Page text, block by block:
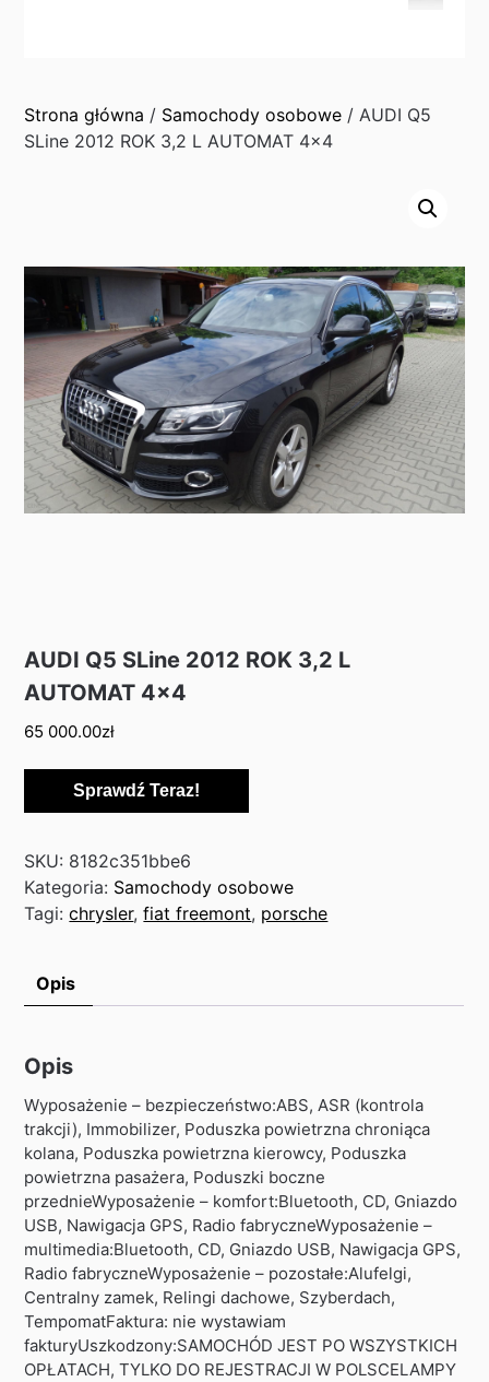
Strona główna / Samochody osobowe / AUDI Q5
SLine 2012 ROK 3,2 L AUTOMAT 4×4
AUDI Q5 SLine 2012 ROK 3,2 L
AUTOMAT 4×4
65 000.00zł
Sprawdź Teraz!
SKU: 8182c351bbe6
Kategoria: Samochody osobowe
Tagi:chrysler,fiat freemont, porsche
Opis
Opis
Wyposażenie – bezpieczeństwo:ABS, ASR (kontrola
trakcji), Immobilizer, Poduszka powietrzna chroniąca
kolana, Poduszka powietrzna kierowcy, Poduszka
powietrzna pasażera, Poduszki boczne
przednieWyposażenie – komfort:Bluetooth, CD, Gniazdo
USB, Nawigacja GPS, Radio fabryczneWyposażenie –
multimedia:Bluetooth, CD, Gniazdo USB, Nawigacja GPS,
Radio fabryczneWyposażenie – pozostałe:Alufelgi,
Centralny zamek, Relingi dachowe, Szyberdach,
TempomatFaktura: nie wystawiam
fakturyUszkodzony:SAMOCHÓD JEST PO WSZYSTKICH
OPŁATACH, TYLKO DO REJESTRACJI W POLSCELAMPY